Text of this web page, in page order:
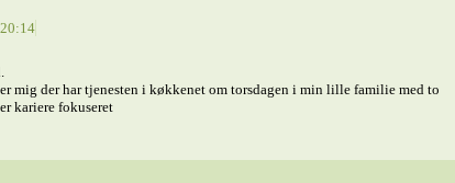
mig der har tjenesten i køkkenet om torsdagen i min lille familie med to
kariere fokuseret